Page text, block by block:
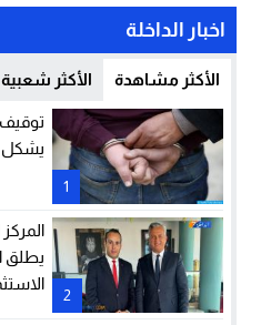
اخبار الداخلة
الأكثر مشاهدة الأكثر شعبية
1
يشكل
2
يطلق